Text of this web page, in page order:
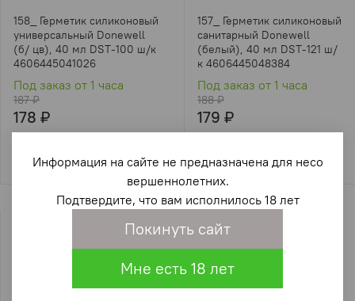
158_ Герметик силиконовый
универсальный Donewell
(б/ цв), 40 мл DST-100 ш/к
4606445041026
Под заказ от 1 часа
187 ₽
178 ₽
157_ Герметик силиконовый
санитарный Donewell
(белый), 40 мл DST-121 ш/
к 4606445048384
Под заказ от 1 часа
188 ₽
179 ₽
Информация на сайте не предназначена для несо
вершеннолетних.
Подтвердите, что вам исполнилось 18 лет
Покинуть сайт
Мне есть 18 лет